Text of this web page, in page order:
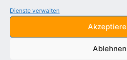
Dienste verwalten
Ablehnen
Drum laßt uns jetzt das Glas
Der König als deutscher
18. Oktober 1861, dem